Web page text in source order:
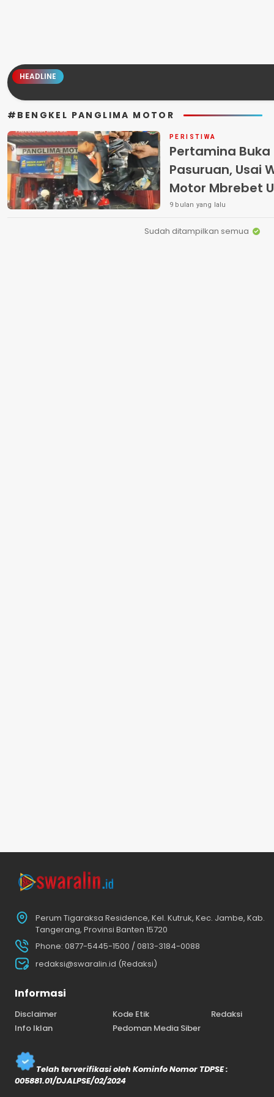
HEADLINE
#BENGKEL PANGLIMA MOTOR
PERISTIWA
Pertamina
Pasuruan, Usai
Motor Mbrebet
9 bulan yang lalu
Sudah ditampilkan semua
Perum Tigaraksa Residence, Kel. Kutruk, Kec. Jambe, Kab.
Tangerang, Provinsi Banten 15720
Phone: 0877-5445-1500 / 0813-3184-0088
redaksi@swaralin.id (Redaksi)
Informasi
Disclaimer Kode Etik
Redaksi
Info Iklan
Pedoman Media Siber
Telah terverifikasi oleh Kominfo Nomor TDPSE :
005881.01/DJALPSE/02/2024